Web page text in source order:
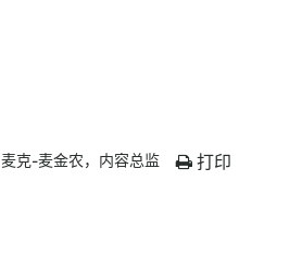
麦克-麦金农，内容总监 打印